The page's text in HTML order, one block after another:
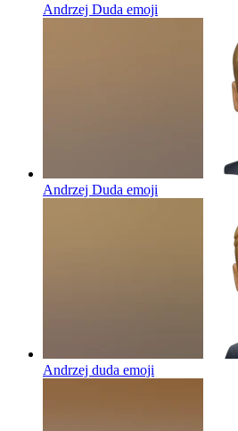
Andrzej Duda emoji
Andrzej Duda emoji
Andrzej duda emoji